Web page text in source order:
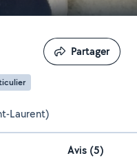
Laurent)
Partager
Partager
Avis (5)